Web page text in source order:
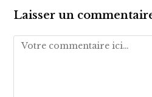
Laisser un
Comment